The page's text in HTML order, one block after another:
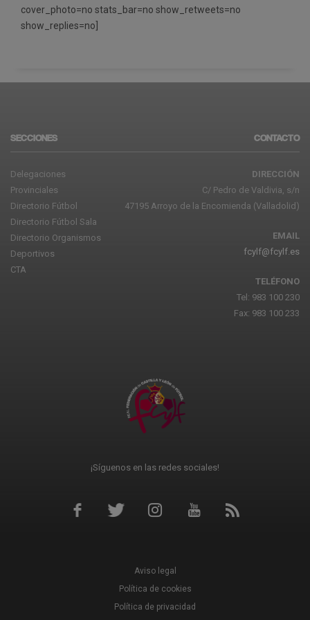
cover_photo=no stats_bar=no show_retweets=no
show_replies=no]
SECCIONES
Delegaciones
Provinciales
Directorio Fútbol
Directorio Fútbol Sala
Directorio Organismos
Deportivos
CTA
CONTACTO
DIRECCIÓN
C/ Pedro de Valdivia, s/n
47195 Arroyo de la Encomienda (Valladolid)
EMAIL
fcylf@fcylf.es
TELÉFONO
Tel: 983 100 230
Fax: 983 100 233
¡Síguenos en las redes sociales!
Aviso legal
Política de cookies
Política de privacidad